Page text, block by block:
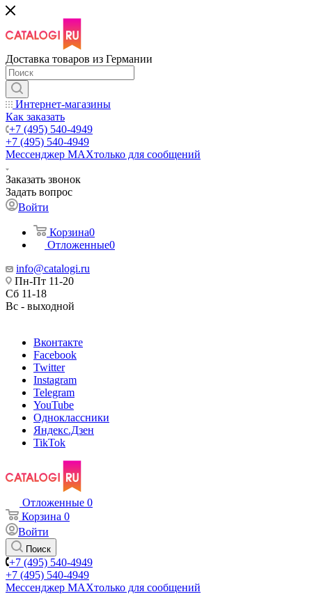
Доставка товаров из Германии
Интернет-магазины
Как заказать
+7 (495) 540-4949
+7 (495) 540-4949
Мессенджер МАХтолько для сообщений
Заказать звонок
Задать вопрос
Войти
Корзина0
Отложенные0
info@catalogi.ru
Пн-Пт 11-20
Сб 11-18
Вс - выходной
Вконтакте
Facebook
Twitter
Instagram
Telegram
YouTube
Одноклассники
Яндекс.Дзен
TikTok
Отложенные 0
Корзина 0
Войти
Поиск
+7 (495) 540-4949
+7 (495) 540-4949
Мессенджер МАХтолько для сообщений